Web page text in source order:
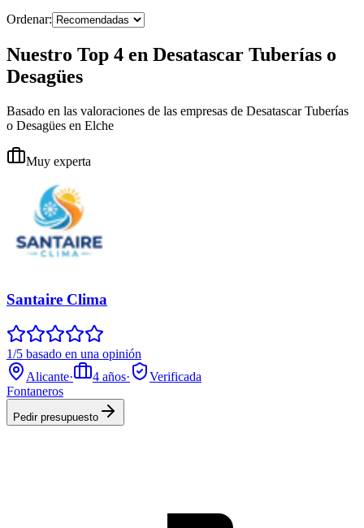
Ordenar:
Nuestro Top 4 en Desatascar Tuberías o
Desagües
Basado en las valoraciones de las empresas de Desatascar Tuberías
o Desagües en Elche
Muy experta
Santaire Clima
1/5 basado en una opinión
Alicante· 4 años·
Verificada
Fontaneros
Pedir presupuesto